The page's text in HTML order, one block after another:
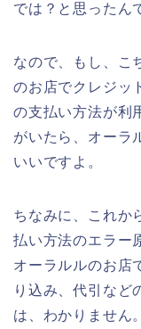
では？と思ったん
なので、もし、こ
のお店でクレジッ
の支払い方法が利
がいたら、オーラ
いいですよ。
ちなみに、これか
払い方法のエラー
オーラルルのお店
り込み、代引など
は、わかりません